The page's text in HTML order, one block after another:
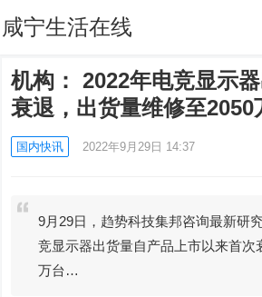
咸宁生活在线
机构： 2022年电竞显示
衰退，出货量维修至2050
国内快讯 2022年9月29日 14:37
9月29日，趋势科技集邦咨询最新研
竞显示器出货量自产品上市以来首次
万台…